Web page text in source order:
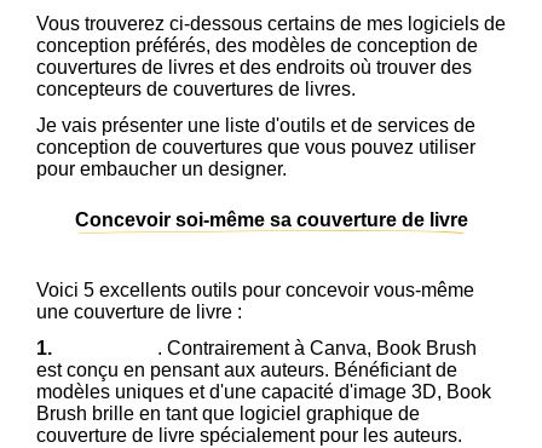
Vous trouverez ci-dessous certains de mes logiciels de
conception préférés, des modèles de conception de
couvertures de livres et des endroits où trouver des
concepteurs de couvertures de livres.
Je vais présenter une liste d'outils et de services de
conception de couvertures que vous pouvez utiliser
pour embaucher un designer.
Concevoir soi-même sa couverture de livre
Voici 5 excellents outils pour concevoir vous-même
une couverture de livre :
1.
. Contrairement à Canva, Book Brush
est conçu en pensant aux auteurs. Bénéficiant de
modèles uniques et d'une capacité d'image 3D, Book
Brush brille en tant que logiciel graphique de
couverture de livre spécialement pour les auteurs.